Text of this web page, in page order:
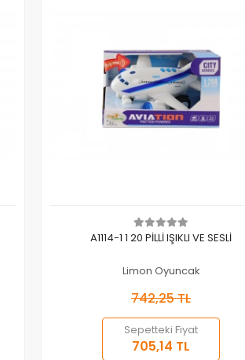
Sepete Ekle
A1114-1 1 20 PİLLİ IŞIKLI VE SESLİ
Limon Oyuncak
742,25 TL
Sepetteki Fiyat
705,14 TL